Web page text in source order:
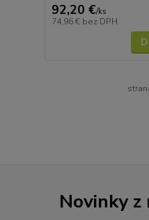
92,20 €/ks
74,96 € bez DPH
Novinky